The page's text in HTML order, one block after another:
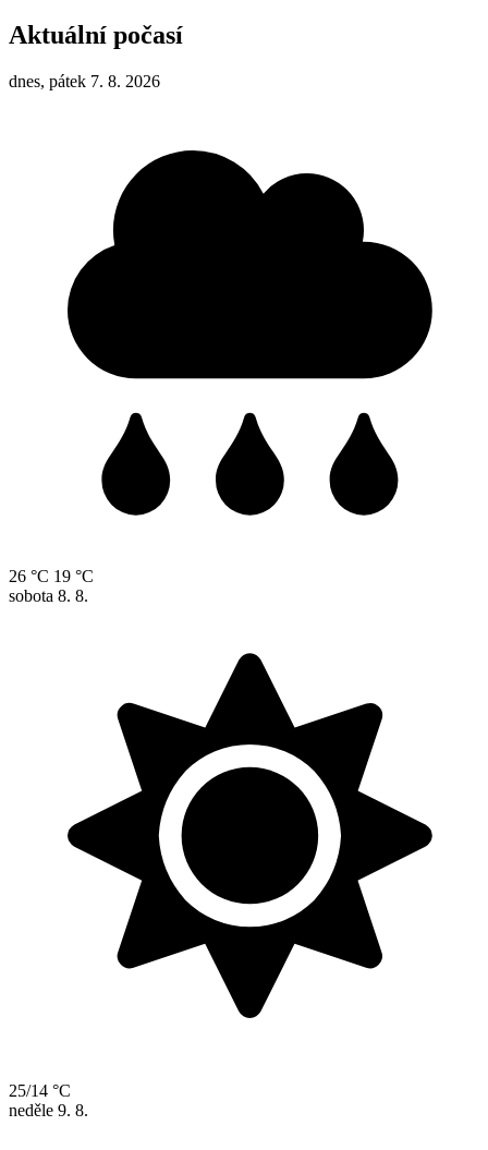
Aktuální počasí
dnes, pátek 7. 8. 2026
26 °C 19 °C
sobota 8. 8.
25/14 °C
neděle 9. 8.